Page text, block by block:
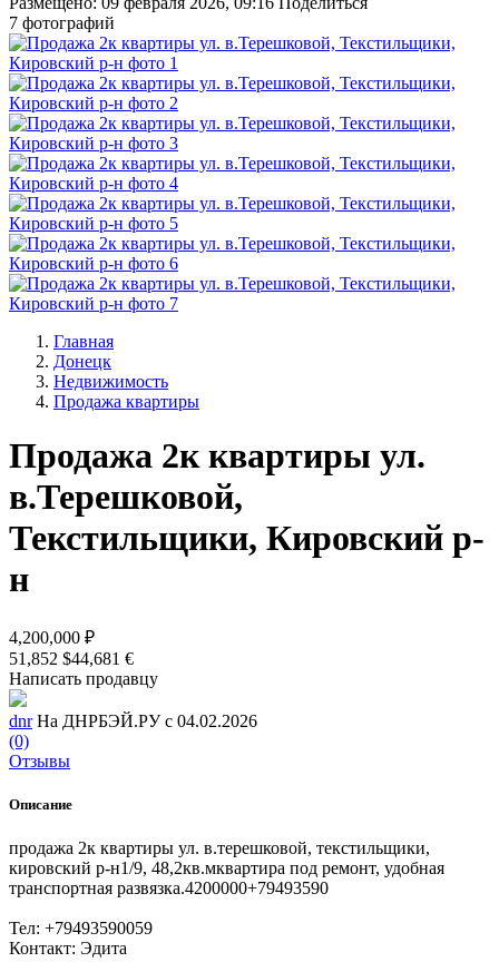
7 фотографий
Главная
Донецк
Недвижимость
Продажа квартиры
Продажа 2к квартиры ул.
в.Терешковой,
Текстильщики, Кировский р-
н
4,200,000 ₽
51,852 $44,681 €
Написать продавцу
dnr На ДНРБЭЙ.РУ с 04.02.2026
(0)
Отзывы
Описание
продажа 2к квартиры ул. в.терешковой, текстильщики,
кировский р-н1/9, 48,2кв.мквартира под ремонт, удобная
транспортная развязка.4200000+79493590
Тел: +79493590059
Контакт: Эдита